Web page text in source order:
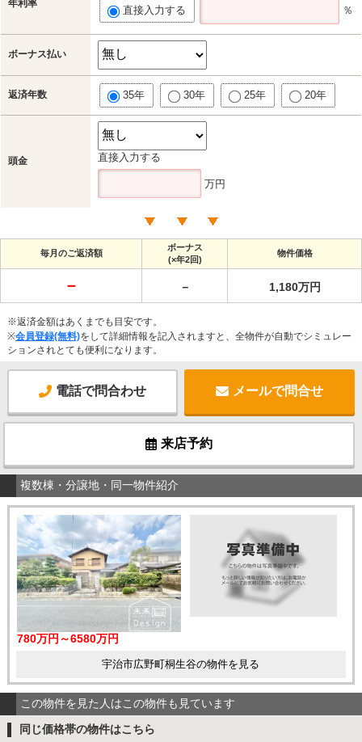
年利率
直接入力する ％
ボーナス払い
返済年数 35年 30年 25年 20年
頭金 直接入力する
万円
毎月のご返済額
ボーナス
(×年2回)
物件価格
－ － 1,180万円
※返済金額はあくまでも目安です。
※会員登録(無料)をして詳細情報を記入されますと、全物件が自動でシミュレー
ションされとても便利になります。
電話で問合わせ メールで問合せ
来店予約
複数棟・分譲地・同一物件紹介
780万円～6580万円
宇治市広野町桐生谷の物件を見る
この物件を見た人はこの物件も見ています
同じ価格帯の物件はこちら